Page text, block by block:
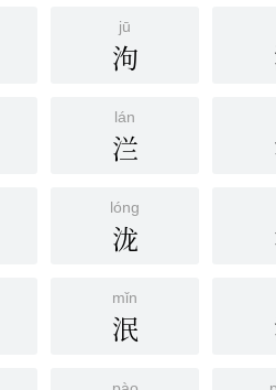
jū
泃
lán
㳕
lóng
泷
mǐn
泯